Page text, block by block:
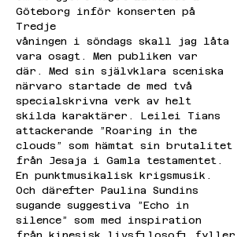
Göteborg inför konserten på
Tredje
våningen i söndags skall jag låta
vara osagt. Men publiken var
där. Med sin självklara sceniska
närvaro startade de med två
specialskrivna verk av helt
skilda karaktärer. Leilei Tians
attackerande ”Roaring in the
clouds” som hämtat sin brutalitet
från Jesaja i Gamla testamentet.
En punktmusikalisk krigsmusik.
Och därefter Paulina Sundins
sugande suggestiva ”Echo in
silence” som med inspiration